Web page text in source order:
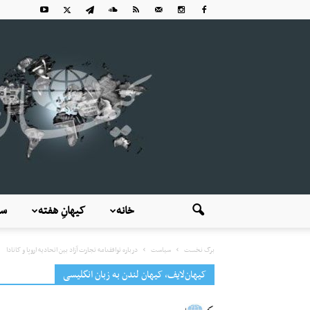
کیهانِ هفته خانه
برگ نخست سیاست درباره توافقنامه تجارت آزاد بین اتحادیه اروپا و کانادا
کیهان‌لایف، کیهان لندن به زبان انگلیسی